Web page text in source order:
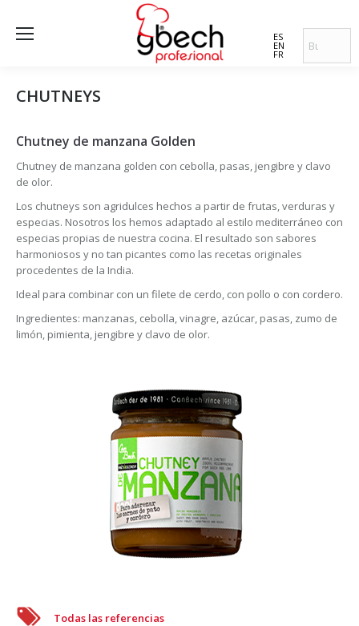
ES
EN
FR
CHUTNEYS
Chutney de manzana Golden
Chutney de manzana golden con cebolla, pasas, jengibre y clavo
de olor.
Los chutneys son agridulces hechos a partir de frutas, verduras y
especias. Nosotros los hemos adaptado al estilo mediterráneo con
especias propias de nuestra cocina. El resultado son sabores
harmoniosos y no tan picantes como las recetas originales
procedentes de la India.
Ideal para combinar con un filete de cerdo, con pollo o con cordero.
Ingredientes: manzanas, cebolla, vinagre, azúcar, pasas, zumo de
limón, pimienta, jengibre y clavo de olor.
Todas las referencias